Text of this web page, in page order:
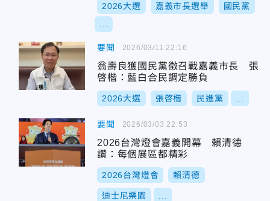
2026大選 嘉義市長選舉 國民黨
要聞
翁壽良獲國民黨徵召戰嘉義市長 張
啓楷：藍白合民調定勝負
2026大選 張啓楷 民進黨
2026/03/11 22:16
要聞
2026台灣燈會嘉義開幕 賴清德
讚：每個展區都精彩
2026台灣燈會 賴清德
迪士尼樂園
2026/03/03 22:53